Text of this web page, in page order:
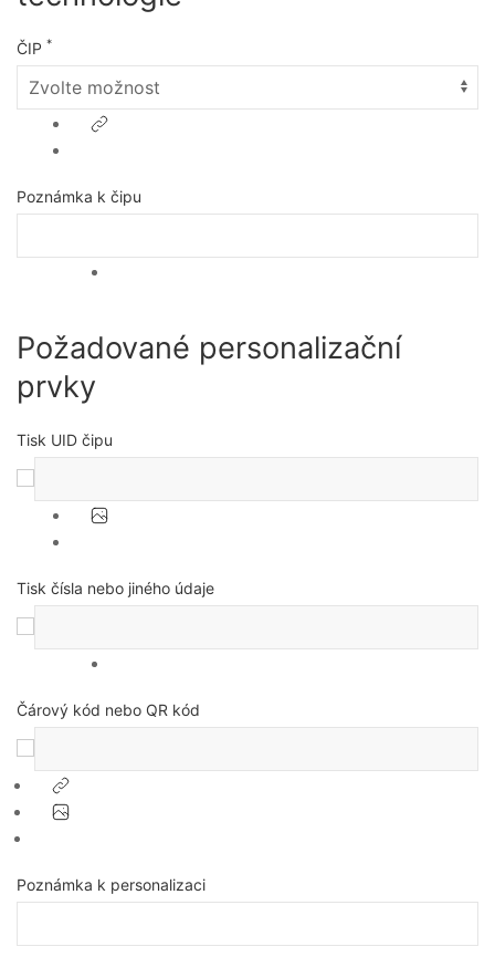
ČIP *
Poznámka k čipu
Požadované personalizační
prvky
Tisk UID čipu
Tisk čísla nebo jiného údaje
Čárový kód nebo QR kód
Poznámka k personalizaci